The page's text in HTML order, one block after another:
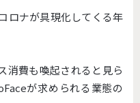
ロナが具現化してくる年
消費も喚起されると見ら
が求められる業態の